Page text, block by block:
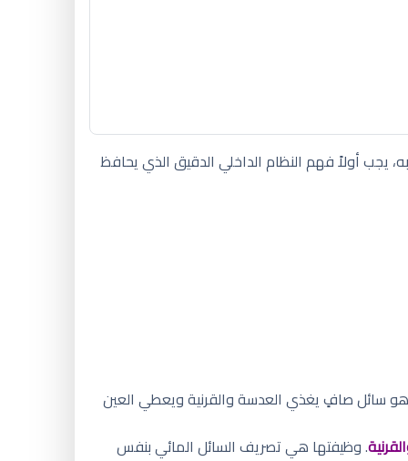
يجب أولاً فهم النظام الداخلي الدقيق الذي يحافظ
هو سائل صافٍ يغذي العدسة والقرنية ويعطي العين
. وظيفتها هي تصريف السائل المائي بنفس